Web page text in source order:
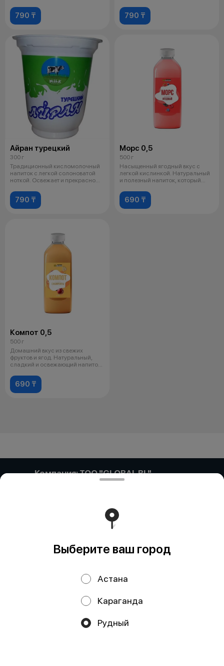
790 ₸ 790 ₸
Айран турецкий
300 г
Традиционный кисломолочный
напиток с легкой солоноватой
ноткой. Освежает и прекрасно
790 ₸
Морс 0,5
500 г
Насыщенный ягодный вкус с
легкой кислинкой. Натуральный
и полезный напиток, который
690 ₸
Компот 0,5
500 г
Домашний вкус из свежих
фруктов и ягод. Натуральный,
сладкий и освежающий напиток
690 ₸
Компания: ТОО "GLOBAL BL"
БИК: CASPKZKA Номер счёта: KZ57722S000002607049
Работает на эффективном ядре
Политика конфиденциальности
Выберите ваш город
Астана
Караганда
Рудный